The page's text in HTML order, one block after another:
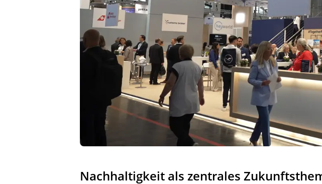
Nachhaltigkeit als zentrales